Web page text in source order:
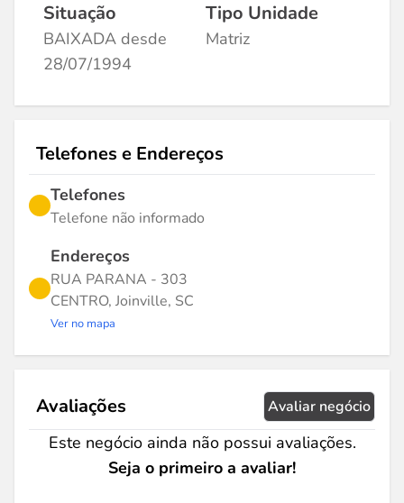
Situação
BAIXADA desde
28/07/1994
Tipo Unidade
Matriz
Telefones e Endereços
Telefones
Telefone não informado
Endereços
RUA PARANA - 303
CENTRO, Joinville, SC
Ver no mapa
Avaliações Avaliar negócio
Este negócio ainda não possui avaliações.
Seja o primeiro a avaliar!